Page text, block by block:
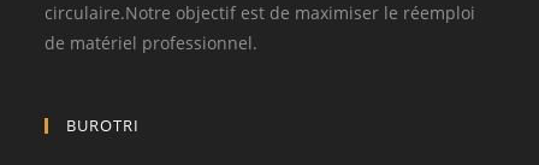
circulaire.Notre objectif est de maximiser le réemploi
de matériel professionnel.
BUROTRI